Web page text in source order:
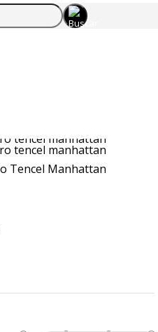
Tencel Manhattan